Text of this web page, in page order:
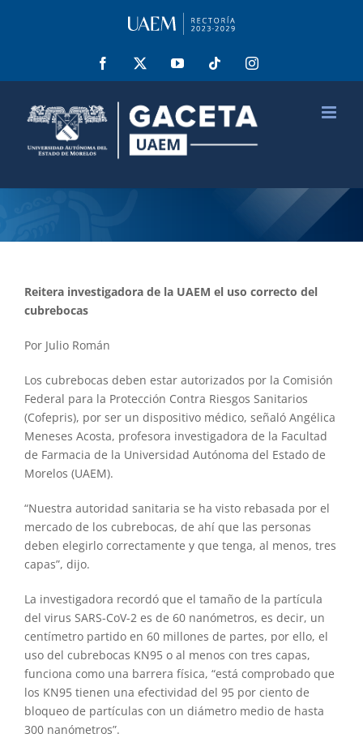
Facebook YouTube Tiktok Instagram
Reitera investigadora de la UAEM el uso correcto del
cubrebocas
Por Julio Román
Los cubrebocas deben estar autorizados por la Comisión
Federal para la Protección Contra Riesgos Sanitarios
(Cofepris), por ser un dispositivo médico, señaló Angélica
Meneses Acosta, profesora investigadora de la Facultad
de Farmacia de la Universidad Autónoma del Estado de
Morelos (UAEM).
“Nuestra autoridad sanitaria se ha visto rebasada por el
mercado de los cubrebocas, de ahí que las personas
deben elegirlo correctamente y que tenga, al menos, tres
capas”, dijo.
La investigadora recordó que el tamaño de la partícula
del virus SARS-CoV-2 es de 60 nanómetros, es decir, un
centímetro partido en 60 millones de partes, por ello, el
uso del cubrebocas KN95 o al menos con tres capas,
funciona como una barrera física, “está comprobado que
los KN95 tienen una efectividad del 95 por ciento de
bloqueo de partículas con un diámetro medio de hasta
300 nanómetros”.